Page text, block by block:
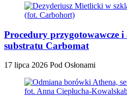
Procedury przygotowawcze i
substratu Carbomat
17 lipca 2026 Pod Osłonami